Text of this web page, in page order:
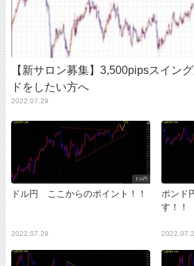
【新サロン募集】3,500pipsスイン
ドをしたい方へ
2022.07.29
ドル円
ドル円 ここからのポイント！！
2022.07.29
ポンド
す！！